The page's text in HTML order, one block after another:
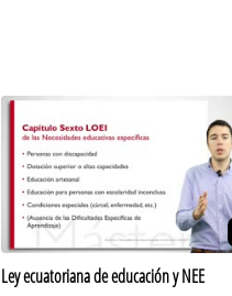
Ley ecuatoriana de educación y NEE